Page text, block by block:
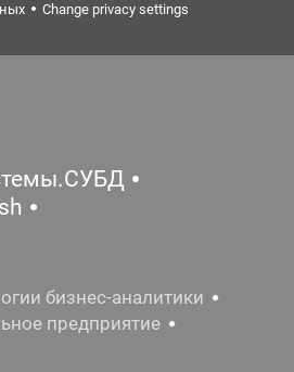
Change privacy settings
бизнес-аналитики
предприятие